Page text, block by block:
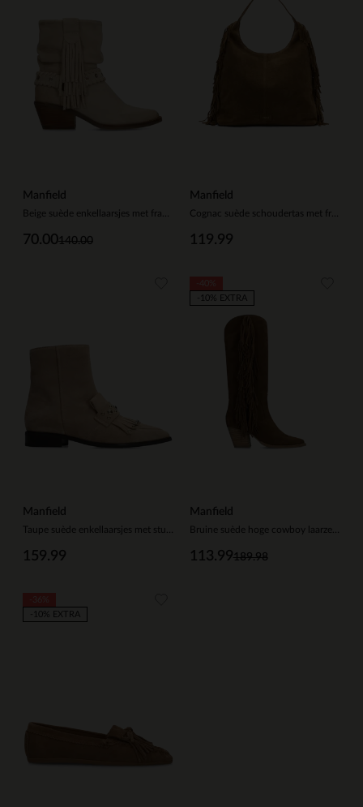
Manfield
140.00
70.00
Manfield
Cognac suède schoudertas met franjes
119.99
Manfield
159.99
Manfield
189.98
113.99
-10% EXTRA
-10% EXTRA